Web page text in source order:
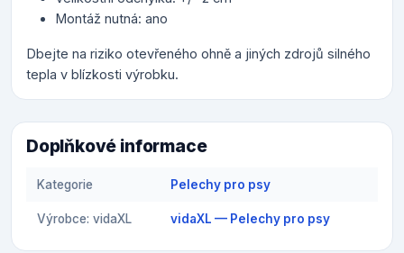
Montáž nutná: ano
Dbejte na riziko otevřeného ohně a jiných zdrojů silného
tepla v blízkosti výrobku.
Doplňkové informace
Kategorie Pelechy pro psy
Výrobce: vidaXL vidaXL — Pelechy pro psy